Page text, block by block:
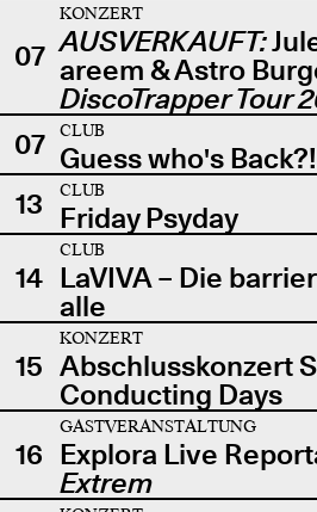
07
KONZERT
AUSVERKAUFT:
areem & Astro
DiscoTrapper Tour
07
CLUB
Guess who's
13
CLUB
Friday Psyday
14
CLUB
LaVIVA – Die
alle
15
KONZERT
Abschlusskonzert
Conducting Days
16
GASTVERANSTALTUNG
Explora Live
Extrem